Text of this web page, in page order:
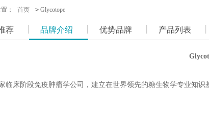
： 首页 > Glycotope
荐 品牌介绍 优势品牌 产品列表
临床阶段免疫肿瘤学公司，建立在世界领先的糖生物学专业知